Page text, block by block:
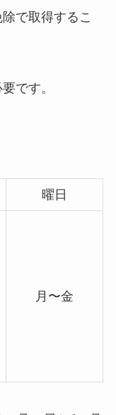
で取得するこ
です。
曜日
月〜金